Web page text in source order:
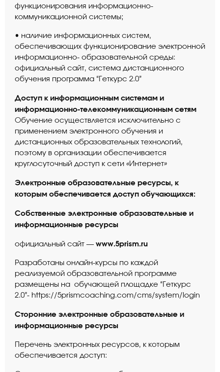
функционирования информационно-
коммуникационной системы;
• наличие информационных систем,
обеспечивающих функционирование электронной
информационно- образовательной среды:
официальный сайт, система дистанционного
обучения программа “Геткурс 2.0”
Доступ к информационным системам и
информационно-телекоммуникационным сетям
Обучение осуществляется исключительно с
применением электронного обучения и
дистанционных образовательных технологий,
поэтому в организации обеспечивается
круглосуточный доступ к сети «Интернет»
Электронные образовательные ресурсы, к
которым обеспечивается доступ обучающихся:
Собственные электронные образовательные и
информационные ресурсы
официальный сайт — www.5prism.ru
Разработаны онлайн-курсы по каждой
реализуемой образовательной программе
размещены на обучающей площадке “Геткурс
2.0”- https://5prismcoaching.com/cms/system/login
Сторонние электронные образовательные и
информационные ресурсы
Перечень электронных ресурсов, к которым
обеспечивается доступ: